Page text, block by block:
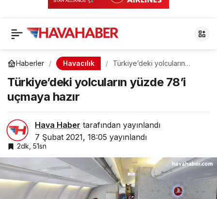
Haberler Havacılık
Türkiye’deki yolcuların
Türkiye’deki yolcuların yüzde 78’i
uçmaya hazır
Hava Haber tarafından yayınlandı
7 Şubat 2021, 18:05 yayınlandı
2dk, 51sn